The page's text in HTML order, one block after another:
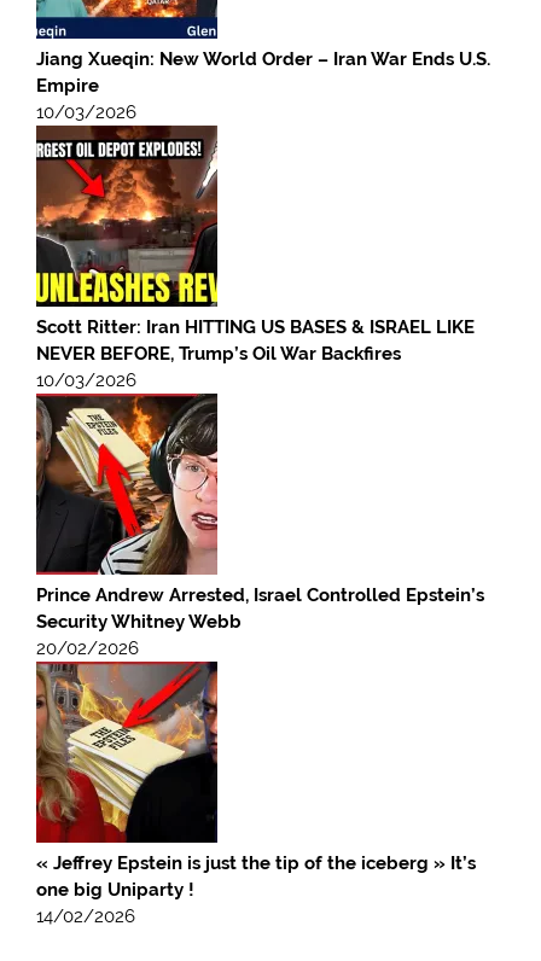
Jiang Xueqin: New World Order – Iran War Ends U.S.
Empire
10/03/2026
Scott Ritter: Iran HITTING US BASES & ISRAEL LIKE
NEVER BEFORE, Trump’s Oil War Backfires
10/03/2026
Prince Andrew Arrested, Israel Controlled Epstein’s
Security Whitney Webb
20/02/2026
« Jeffrey Epstein is just the tip of the iceberg » It’s
one big Uniparty !
14/02/2026